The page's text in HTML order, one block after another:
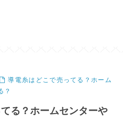
導電糸はどこで売ってる？ホーム
？
る？ホームセンターや